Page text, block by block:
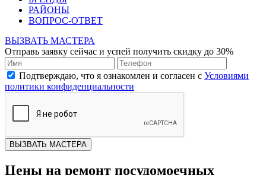
РАЙОНЫ
ВОПРОС-ОТВЕТ
ВЫЗВАТЬ МАСТЕРА
Отправь заявку сейчас и успей получить скидку до 30%
Подтверждаю, что я ознакомлен и согласен с Условиями
политики конфиденциальности
ВЫЗВАТЬ МАСТЕРА
Цены на ремонт посудомоечных